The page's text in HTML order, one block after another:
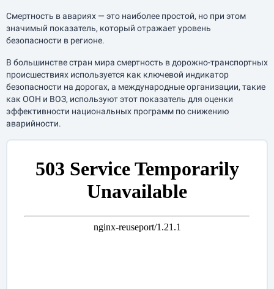
Смертность в авариях — это наиболее простой, но при этом
значимый показатель, который отражает уровень
безопасности в регионе.
В большинстве стран мира смертность в дорожно-транспортных
происшествиях используется как ключевой индикатор
безопасности на дорогах, а международные организации, такие
как ООН и ВОЗ, используют этот показатель для оценки
эффективности национальных программ по снижению
аварийности.